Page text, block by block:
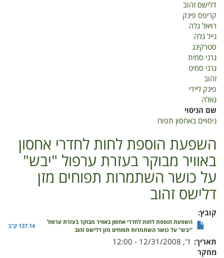
תפוח
דלישס זהוב
קריפס פינק
רויאל גלה
גייל גלה
סטרקינג
גרני סמית
גרני סמיט
זהוב
פינק ליידי
גאלה
שם הניסוי
ניסויים באחסון תפוח
השפעת הוספת לחות לחדרי אחסון
באוויר מבוקר בעזרת ערפול "יבש"
על כושר השתמרות תפוחים מזן
דלישס זהוב
קובץ
השפעת הוספת לחות לחדרי אחסון באוויר מבוקר בעזרת ערפול
"יבש" על כושר השתמרות תפוחים מזן דלישס זהוב
137.14 ק"ב
תאריך ד', 12/31/2008 - 12:00
מחקר